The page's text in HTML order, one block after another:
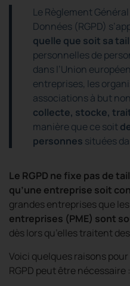
Le Règlement
Données (RGPD)
quelle que soit sa
personnelles de
dans l’Union
entreprises, les
associations à but
collecte, stocke,
manière que ce soit
personnes situées
Le RGPD ne fixe pas de
qu’une entreprise soit
grandes entreprises que les
entreprises (PME) sont
dès lors qu’elles traitent
Voici quelques raisons
RGPD peut être nécessaire :